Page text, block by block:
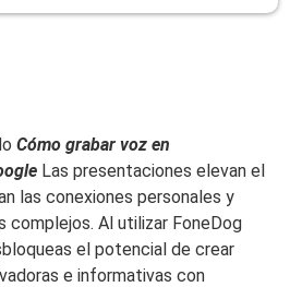
Cómo grabar voz en
Las presentaciones elevan el
las conexiones personales y
complejos. Al utilizar FoneDog
el potencial de crear
e informativas con